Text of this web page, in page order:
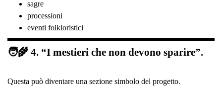
sagre
processioni
eventi folkloristici
🧑‍🌾 4. “I mestieri che non devono sparire”.
Questa può diventare una sezione simbolo del progetto.